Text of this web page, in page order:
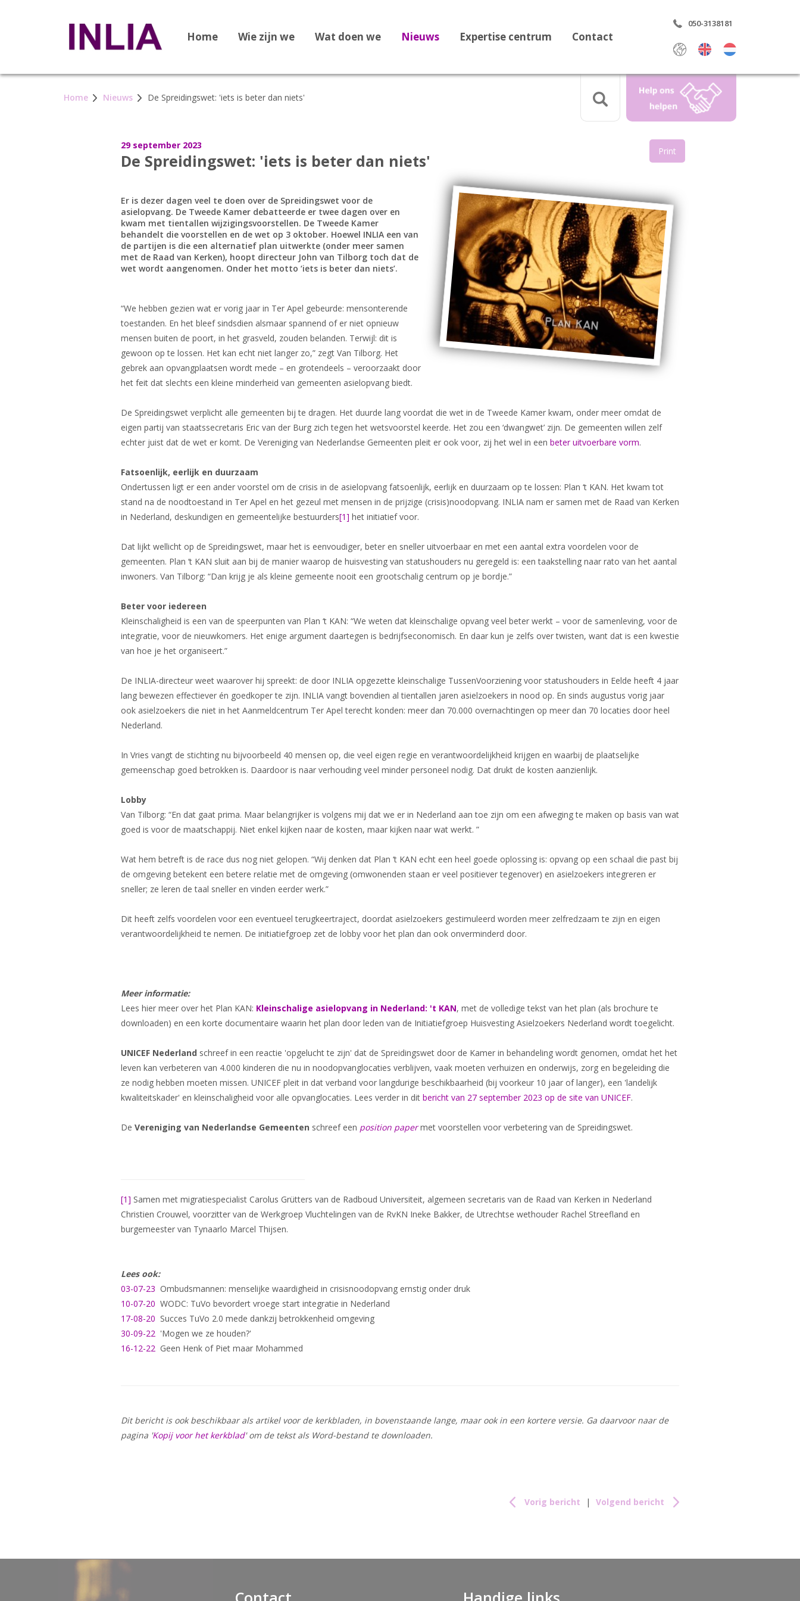
Home Wie zijn we Wat doen we Nieuws Expertise centrum
Dossier Vreemdelingenbewaring
Dossier 1F Vluchtelingenverdrag
Dossier Leges
Dossier Afghanistan
Dossier Somalië
Nieuws
Contact
050-3138181
Select Language
Home Nieuws De Spreidingswet: 'iets is beter dan niets'
29 september 2023
De Spreidingswet: 'iets is beter dan niets' Print
Er is dezer dagen veel te doen over de Spreidingswet voor de
asielopvang. De Tweede Kamer debatteerde er twee dagen over en
kwam met tientallen wijzigingsvoorstellen. De Tweede Kamer
behandelt die voorstellen en de wet op 3 oktober. Hoewel INLIA een van
de partijen is die een alternatief plan uitwerkte (onder meer samen
met de Raad van Kerken), hoopt directeur John van Tilborg toch dat de
wet wordt aangenomen. Onder het motto ‘iets is beter dan niets’.
“We hebben gezien wat er vorig jaar in Ter Apel gebeurde: mensonterende
toestanden. En het bleef sindsdien alsmaar spannend of er niet opnieuw
mensen buiten de poort, in het grasveld, zouden belanden. Terwijl: dit is
gewoon op te lossen. Het kan echt niet langer zo,” zegt Van Tilborg. Het
gebrek aan opvangplaatsen wordt mede – en grotendeels – veroorzaakt door
het feit dat slechts een kleine minderheid van gemeenten asielopvang biedt.
De Spreidingswet verplicht alle gemeenten bij te dragen. Het duurde lang voordat die wet in de Tweede Kamer kwam, onder meer omdat de
eigen partij van staatssecretaris Eric van der Burg zich tegen het wetsvoorstel keerde. Het zou een ‘dwangwet’ zijn. De gemeenten willen zelf
echter juist dat de wet er komt. De Vereniging van Nederlandse Gemeenten pleit er ook voor, zij het wel in een beter uitvoerbare vorm.
Fatsoenlijk, eerlijk en duurzaam
Ondertussen ligt er een ander voorstel om de crisis in de asielopvang fatsoenlijk, eerlijk en duurzaam op te lossen: Plan ‘t KAN. Het kwam tot
stand na de noodtoestand in Ter Apel en het gezeul met mensen in de prijzige (crisis)noodopvang. INLIA nam er samen met de Raad van Kerken
in Nederland, deskundigen en gemeentelijke bestuurders[1] het initiatief voor.
Dat lijkt wellicht op de Spreidingswet, maar het is eenvoudiger, beter en sneller uitvoerbaar en met een aantal extra voordelen voor de
gemeenten. Plan ‘t KAN sluit aan bij de manier waarop de huisvesting van statushouders nu geregeld is: een taakstelling naar rato van het aantal
inwoners. Van Tilborg: “Dan krijg je als kleine gemeente nooit een grootschalig centrum op je bordje.”
Beter voor iedereen
Kleinschaligheid is een van de speerpunten van Plan ‘t KAN: “We weten dat kleinschalige opvang veel beter werkt – voor de samenleving, voor de
integratie, voor de nieuwkomers. Het enige argument daartegen is bedrijfseconomisch. En daar kun je zelfs over twisten, want dat is een kwestie
van hoe je het organiseert.”
De INLIA-directeur weet waarover hij spreekt: de door INLIA opgezette kleinschalige TussenVoorziening voor statushouders in Eelde heeft 4 jaar
lang bewezen effectiever én goedkoper te zijn. INLIA vangt bovendien al tientallen jaren asielzoekers in nood op. En sinds augustus vorig jaar
ook asielzoekers die niet in het Aanmeldcentrum Ter Apel terecht konden: meer dan 70.000 overnachtingen op meer dan 70 locaties door heel
Nederland.
In Vries vangt de stichting nu bijvoorbeeld 40 mensen op, die veel eigen regie en verantwoordelijkheid krijgen en waarbij de plaatselijke
gemeenschap goed betrokken is. Daardoor is naar verhouding veel minder personeel nodig. Dat drukt de kosten aanzienlijk.
Lobby
Van Tilborg: “En dat gaat prima. Maar belangrijker is volgens mij dat we er in Nederland aan toe zijn om een afweging te maken op basis van wat
goed is voor de maatschappij. Niet enkel kijken naar de kosten, maar kijken naar wat werkt. ”
Wat hem betreft is de race dus nog niet gelopen. “Wij denken dat Plan ‘t KAN echt een heel goede oplossing is: opvang op een schaal die past bij
de omgeving betekent een betere relatie met de omgeving (omwonenden staan er veel positiever tegenover) en asielzoekers integreren er
sneller; ze leren de taal sneller en vinden eerder werk.”
Dit heeft zelfs voordelen voor een eventueel terugkeertraject, doordat asielzoekers gestimuleerd worden meer zelfredzaam te zijn en eigen
verantwoordelijkheid te nemen. De initiatiefgroep zet de lobby voor het plan dan ook onverminderd door.
Meer informatie:
Lees hier meer over het Plan KAN: Kleinschalige asielopvang in Nederland: 't KAN, met de volledige tekst van het plan (als brochure te
downloaden) en een korte documentaire waarin het plan door leden van de Initiatiefgroep Huisvesting Asielzoekers Nederland wordt toegelicht.
UNICEF Nederland schreef in een reactie 'opgelucht te zijn' dat de Spreidingswet door de Kamer in behandeling wordt genomen, omdat het het
leven kan verbeteren van 4.000 kinderen die nu in noodopvanglocaties verblijven, vaak moeten verhuizen en onderwijs, zorg en begeleiding die
ze nodig hebben moeten missen. UNICEF pleit in dat verband voor langdurige beschikbaarheid (bij voorkeur 10 jaar of langer), een 'landelijk
kwaliteitskader' en kleinschaligheid voor alle opvanglocaties. Lees verder in dit bericht van 27 september 2023 op de site van UNICEF.
De Vereniging van Nederlandse Gemeenten schreef een position papermet voorstellen voor verbetering van de Spreidingswet.
[1] Samen met migratiespecialist Carolus Grütters van de Radboud Universiteit, algemeen secretaris van de Raad van Kerken in Nederland
Christien Crouwel, voorzitter van de Werkgroep Vluchtelingen van de RvKN Ineke Bakker, de Utrechtse wethouder Rachel Streefland en
burgemeester van Tynaarlo Marcel Thijsen.
Lees ook:
03-07-23 Ombudsmannen: menselijke waardigheid in crisisnoodopvang ernstig onder druk
10-07-20 WODC: TuVo bevordert vroege start integratie in Nederland
17-08-20 Succes TuVo 2.0 mede dankzij betrokkenheid omgeving
30-09-22'Mogen we ze houden?'
16-12-22Geen Henk of Piet maar Mohammed
Dit bericht is ook beschikbaar als artikel voor de kerkbladen, in bovenstaande lange, maar ook in een kortere versie. Ga daarvoor naar de
pagina ' Kopij voor het kerkblad' om de tekst als Word-bestand te downloaden.
Vorig bericht | Volgend bericht